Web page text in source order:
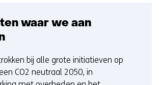
waar we aan
bij alle grote initiatieven op
CO2 neutraal 2050, in